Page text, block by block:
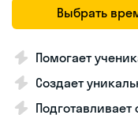
Выбрать
Помогает
Создает